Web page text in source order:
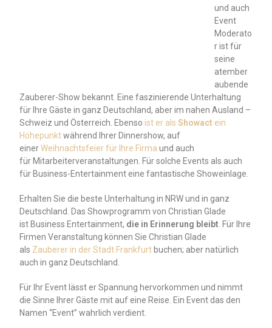
und auch
Event
Moderato
r ist für
seine
atember
aubende
Zauberer-Show bekannt. Eine faszinierende Unterhaltung
für Ihre Gäste in ganz Deutschland, aber im nahen Ausland –
Schweiz und Österreich. Ebensoist er alsShowact ein
Höhepunktwährend Ihrer Dinnershow, auf
einerWeihnachtsfeier für Ihre Firma und auch
für Mitarbeiterveranstaltungen. Für solche Events als auch
für Business-Entertainment eine fantastische Showeinlage.
Erhalten Sie die beste Unterhaltung in NRW und in ganz
Deutschland. Das Showprogramm von Christian Glade
ist Business Entertainment, die in Erinnerung bleibt . Für Ihre
Firmen Veranstaltung können Sie Christian Glade
als Zauberer in der Stadt Frankfurt buchen; aber natürlich
auch in ganz Deutschland.
Für Ihr Event lässt er Spannung hervorkommen und nimmt
die Sinne Ihrer Gäste mit auf eine Reise. Ein Event das den
Namen “Event” wahrlich verdient.